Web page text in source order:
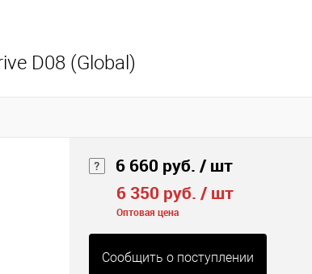
D08 (Global)
6 660 руб. / шт
6 350 руб. / шт
Оптовая цена
Сообщить о поступлении